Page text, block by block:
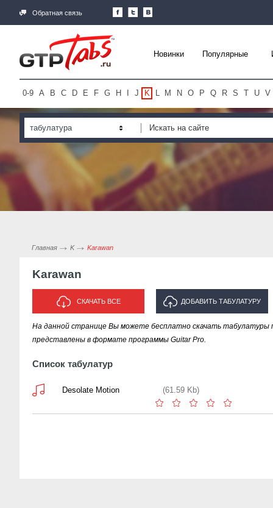
Обратная связь
Новинки Популярные
0-9 A B C D E F G H J K L M N O P Q R S T U V
табулатура
Главная K Karawan
Karawan
СКАЧАТЬ ВСЕ ДОБАВИТЬ ТАБУЛАТУРУ
ИСПОЛНИТЕЛЯ "KARAWAN"
На данной странице Вы можете бесплатно скачать табулатуры
представлены в формате программы Guitar Pro.
Список табулатур
Desolate Motion (61.59 Kb)